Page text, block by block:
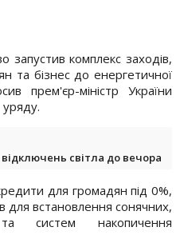
запустив комплекс заходів,
та бізнес до енергетичної
прем'єр-міністр України
світла до вечора
для громадян під 0%,
для встановлення сонячних,
систем накопичення